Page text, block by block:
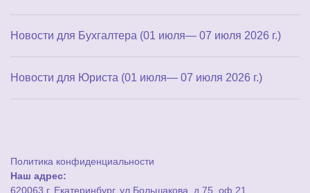
Новости для Бухгалтера (01 июля— 07 июля 2026 г.)
Новости для Юриста (01 июля— 07 июля 2026 г.)
Политика конфиденциальности
Наш адрес:
620063 г. Екатеринбург, ул.Большакова, д.75, оф.21